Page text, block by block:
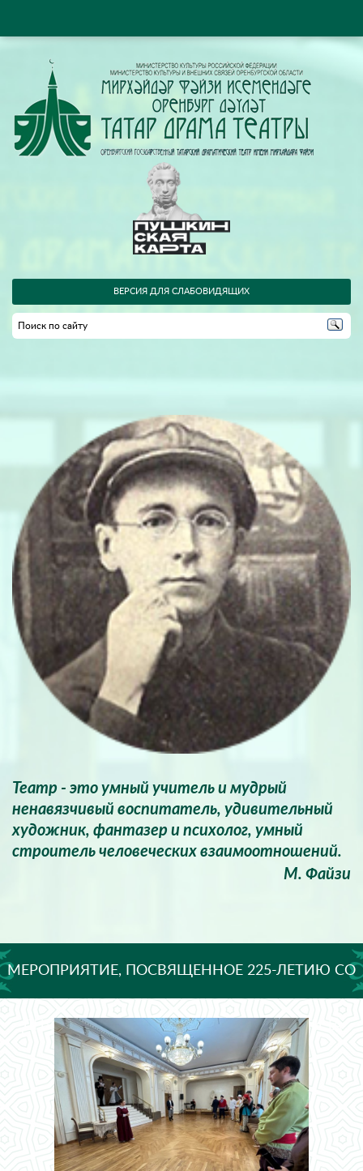
ВЕРСИЯ ДЛЯ СЛАБОВИДЯЩИХ
Театр - это умный учитель и мудрый
ненавязчивый воспитатель, удивительный
художник, фантазер и психолог, умный
строитель человеческих взаимоотношений.
М. Файзи
МЕРОПРИЯТИЕ, ПОСВЯЩЕННОЕ 225-ЛЕТИЮ СО
ДНЯ РОЖДЕНИЯ АЛЕКСАНДРА СЕРГЕЕВИЧА
ПУШКИНА!